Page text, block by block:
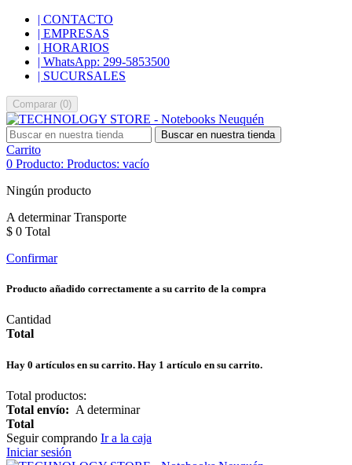
| CONTACTO
| EMPRESAS
| HORARIOS
| WhatsApp: 299-5853500
| SUCURSALES
Comparar (0)
Buscar en nuestra tienda
Carrito
0 Producto: Productos: vacío
Ningún producto
A determinarTransporte
$ 0 Total
Confirmar
Producto añadido correctamente a su carrito de la compra
Cantidad
Total
Hay 0 artículos en su carrito. Hay 1 artículo en su carrito.
Total productos:
Total envío: A determinar
Total
Seguir comprando Ir a la caja
Iniciar sesión